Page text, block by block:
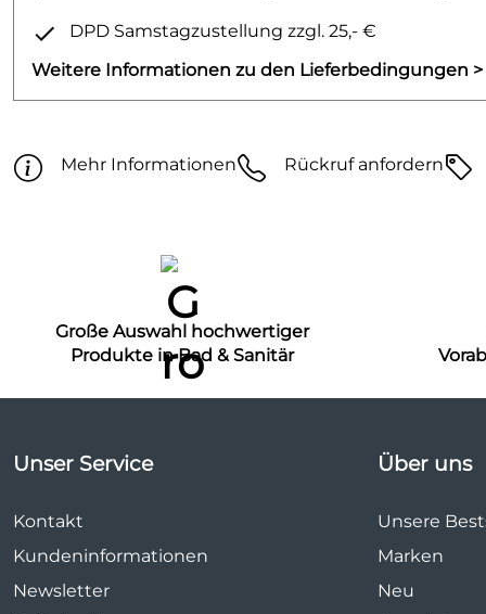
DPD Samstagzustellung zzgl. 25,- €
Weitere Informationen zu den Lieferbedingungen >
Mehr Informationen Rückruf anfordern
Große Auswahl hochwertiger
Produkte in Bad & Sanitär
Unser Service
Kontakt
Kundeninformationen
Newsletter
Über uns
Unsere
Marken
Neu